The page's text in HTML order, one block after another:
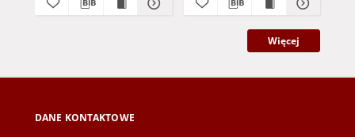
Więcej
DANE KONTAKTOWE